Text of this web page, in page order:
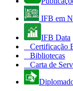
IFB em
IFB Data
Certificação
Bibliotecas
Carta de